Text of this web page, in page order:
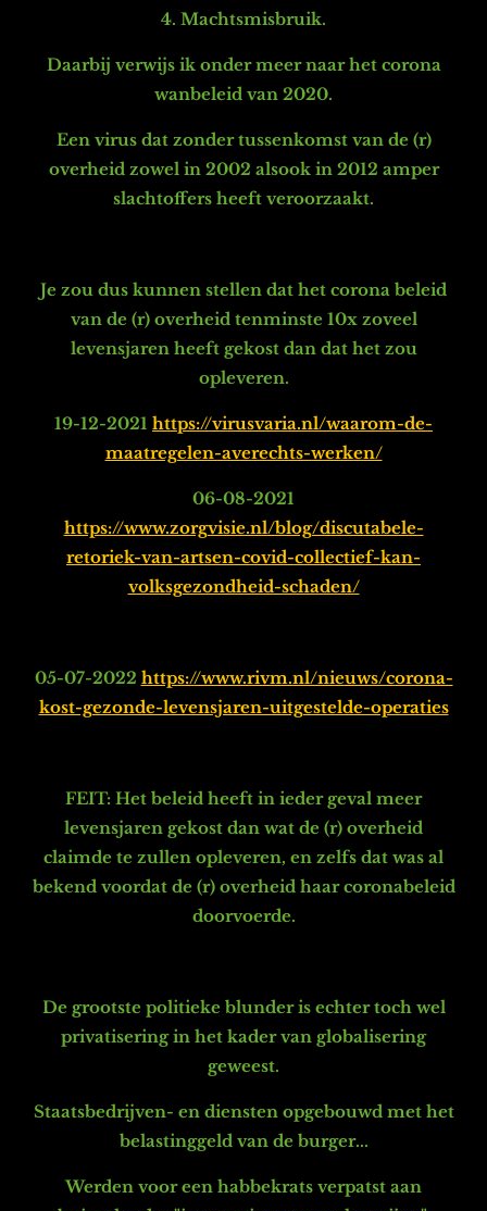
4. Machtsmisbruik.
Daarbij verwijs ik onder meer naar het corona
wanbeleid van 2020.
Een virus dat zonder tussenkomst van de (r)
overheid zowel in 2002 alsook in 2012 amper
slachtoffers heeft veroorzaakt.
Je zou dus kunnen stellen dat het corona beleid
van de (r) overheid tenminste 10x zoveel
levensjaren heeft gekost dan dat het zou
opleveren.
19-12-2021 https://virusvaria.nl/waarom-de-
maatregelen-averechts-werken/
06-08-2021
https://www.zorgvisie.nl/blog/discutabele-
retoriek-van-artsen-covid-collectief-kan-
volksgezondheid-schaden/
05-07-2022 https://www.rivm.nl/nieuws/corona-
kost-gezonde-levensjaren-uitgestelde-operaties
FEIT: Het beleid heeft in ieder geval meer
levensjaren gekost dan wat de (r) overheid
claimde te zullen opleveren, en zelfs dat was al
bekend voordat de (r) overheid haar coronabeleid
doorvoerde.
De grootste politieke blunder is echter toch wel
privatisering in het kader van globalisering
geweest.
Staatsbedrijven- en diensten opgebouwd met het
belastinggeld van de burger...
Werden voor een habbekrats verpatst aan